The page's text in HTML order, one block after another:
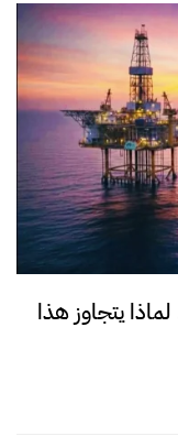
يتجاوز هذا